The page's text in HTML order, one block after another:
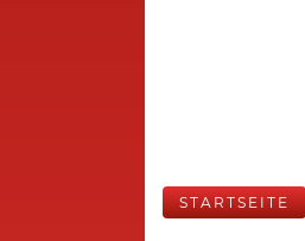
STARTSEITE